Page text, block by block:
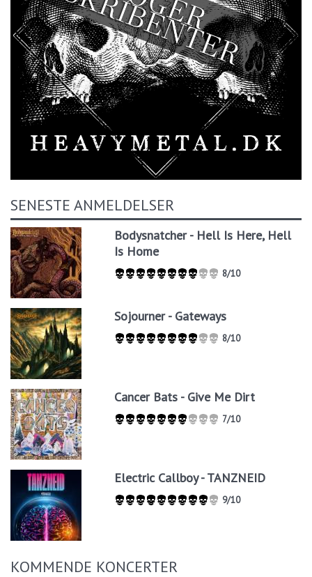
SENESTE ANMELDELSER
Bodysnatcher - Hell Is Here, Hell
Is Home
8/10
Sojourner - Gateways
8/10
Cancer Bats - Give Me Dirt
7/10
Electric Callboy - TANZNEID
9/10
KOMMENDE KONCERTER